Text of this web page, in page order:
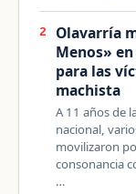
2
Olavarría
Menos»
para las
machista
A 11 años de
nacional,
movilizaron
consonancia
…